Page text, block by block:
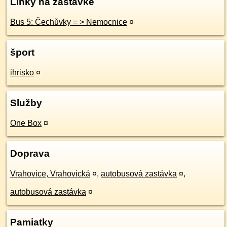
Bus 5: Čechůvky = > Nemocnice ¤
šport
ihrisko ¤
Služby
One Box ¤
Doprava
Vrahovice, Vrahovická ¤, autobusová zastávka ¤,
autobusová zastávka ¤
Pamiatky